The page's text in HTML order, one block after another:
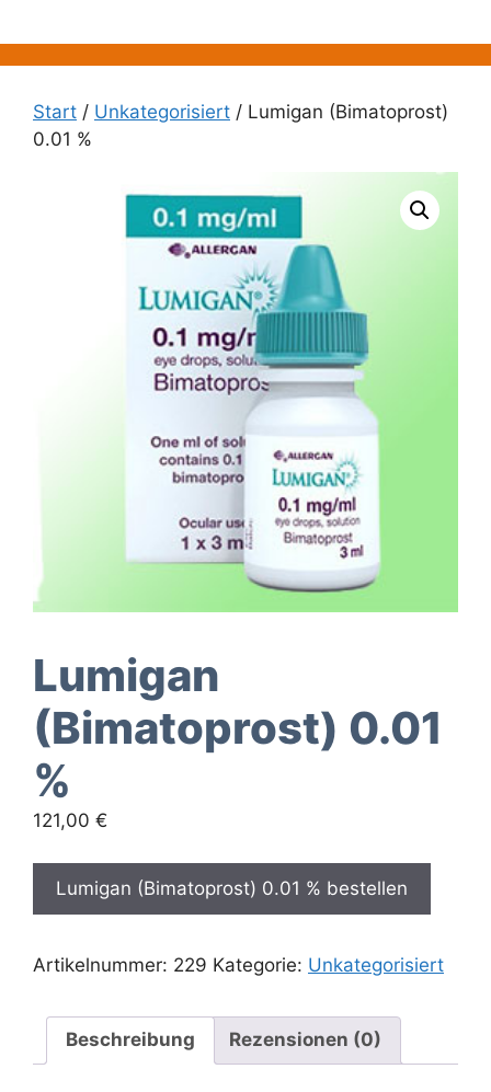
Inhalt
springen
Start / Unkategorisiert / Lumigan (Bimatoprost)
0.01 %
Lumigan
(Bimatoprost) 0.01
%
121,00 €
Lumigan (Bimatoprost) 0.01 % bestellen
Artikelnummer: 229 Kategorie: Unkategorisiert
Beschreibung Rezensionen (0)